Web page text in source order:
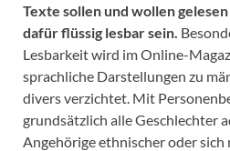
Texte sollen und wollen
dafür flüssig lesbar sein.
Lesbarkeit wird im Online-
sprachliche Darstellungen zu
divers verzichtet. Mit
grundsätzlich alle Geschlechter
Angehörige ethnischer oder